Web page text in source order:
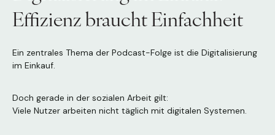
Effizienz braucht Einfachheit
Ein zentrales Thema der Podcast-Folge ist die Digitalisierung
im Einkauf.
Doch gerade in der sozialen Arbeit gilt:
Viele Nutzer arbeiten nicht täglich mit digitalen Systemen.